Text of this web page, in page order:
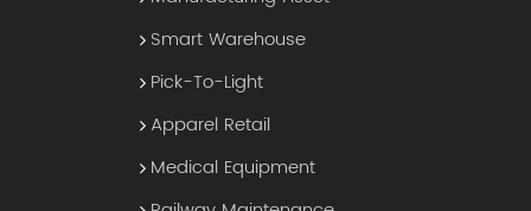
Smart Warehouse
Pick-To-Light
Apparel Retail
Medical Equipment